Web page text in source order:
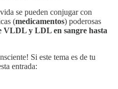
se pueden conjugar con
(medicamentos) poderosas
VLDL y LDL en sangre hasta
Si este tema es de tu
entrada: